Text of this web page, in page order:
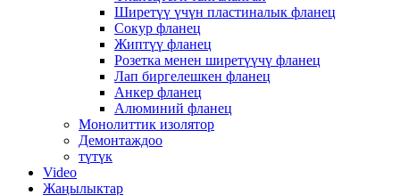
Ширетүү үчүн пластиналык фланец
Сокур фланец
Жиптүү фланец
Розетка менен ширетүүчү фланец
Лап биргелешкен фланец
Анкер фланец
Алюминий фланец
Монолиттик изолятор
Демонтаждоо
түтүк
Video
Жаңылыктар